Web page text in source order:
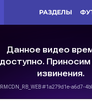
РАЗДЕЛЫ